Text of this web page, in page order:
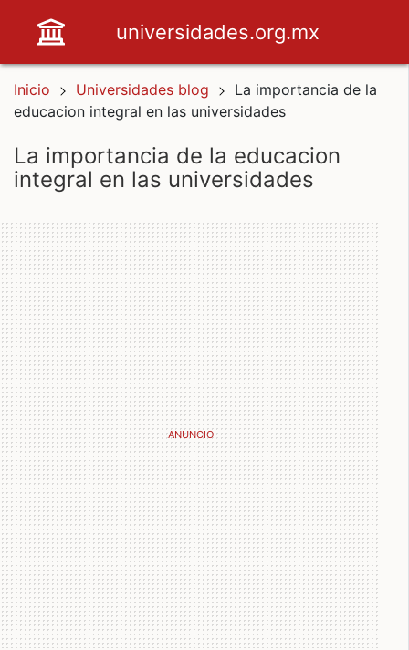
universidades.org.mx
Inicio Universidades blog
La importancia de la
educacion integral en las universidades
la importancia de la educacion
integral en las universidades